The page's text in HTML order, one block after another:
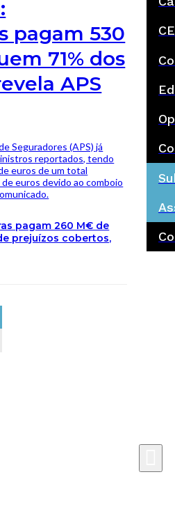
pagam 530
71% dos
APS
Seguradores (APS) já
reportados, tendo
euros de um total
euros devido ao comboio
pagam 260 M€ de
prejuízos cobertos,